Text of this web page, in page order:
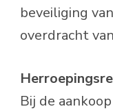
beveiliging
overdracht
Bij de